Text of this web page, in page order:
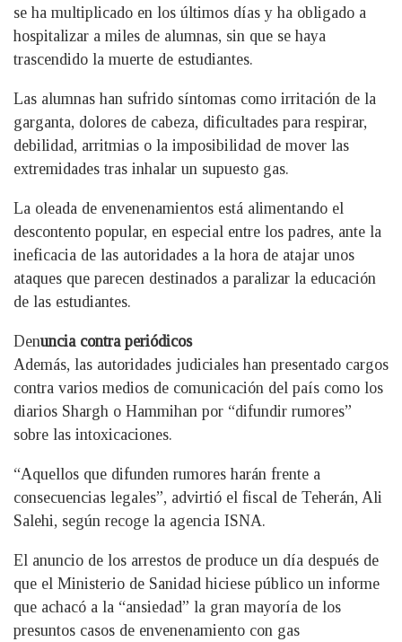
se ha multiplicado en los últimos días y ha obligado a
hospitalizar a miles de alumnas, sin que se haya
trascendido la muerte de estudiantes.
Las alumnas han sufrido síntomas como irritación de la
garganta, dolores de cabeza, dificultades para respirar,
debilidad, arritmias o la imposibilidad de mover las
extremidades tras inhalar un supuesto gas.
La oleada de envenenamientos está alimentando el
descontento popular, en especial entre los padres, ante la
ineficacia de las autoridades a la hora de atajar unos
ataques que parecen destinados a paralizar la educación
de las estudiantes.
Denuncia contra periódicos
Además, las autoridades judiciales han presentado cargos
contra varios medios de comunicación del país como los
diarios Shargh o Hammihan por “difundir rumores”
sobre las intoxicaciones.
“Aquellos que difunden rumores harán frente a
consecuencias legales”, advirtió el fiscal de Teherán, Ali
Salehi, según recoge la agencia ISNA.
El anuncio de los arrestos de produce un día después de
que el Ministerio de Sanidad hiciese público un informe
que achacó a la “ansiedad” la gran mayoría de los
presuntos casos de envenenamiento con gas